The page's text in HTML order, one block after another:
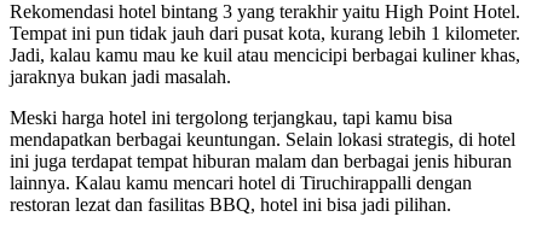
Rekomendasi hotel bintang 3 yang terakhir yaitu High Point Hotel.
Tempat ini pun tidak jauh dari pusat kota, kurang lebih 1 kilometer.
Jadi, kalau kamu mau ke kuil atau mencicipi berbagai kuliner khas,
jaraknya bukan jadi masalah.
Meski harga hotel ini tergolong terjangkau, tapi kamu bisa
mendapatkan berbagai keuntungan. Selain lokasi strategis, di hotel
ini juga terdapat tempat hiburan malam dan berbagai jenis hiburan
lainnya. Kalau kamu mencari hotel di Tiruchirappalli dengan
restoran lezat dan fasilitas BBQ, hotel ini bisa jadi pilihan.